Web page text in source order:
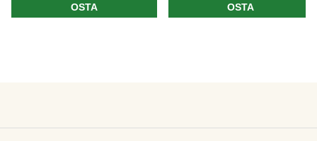
OSTA
OSTA